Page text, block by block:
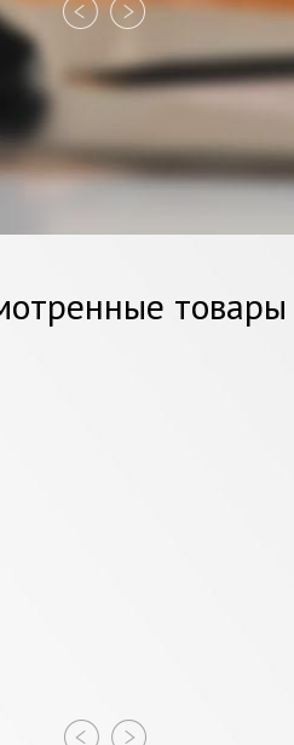
Cast
Кастрюля
New 20 см., 4 л.
1314 грн
товары